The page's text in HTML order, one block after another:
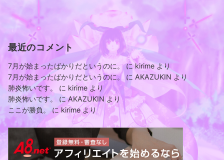
最近のコメント
7月が始まったばかりだというのに。にkirimeより
7月が始まったばかりだというのに。に AKAZUKIN より
肺炎怖いです。
に kirime より
肺炎怖いです。
にAKAZUKIN より
ここが勝負。に kirimeより